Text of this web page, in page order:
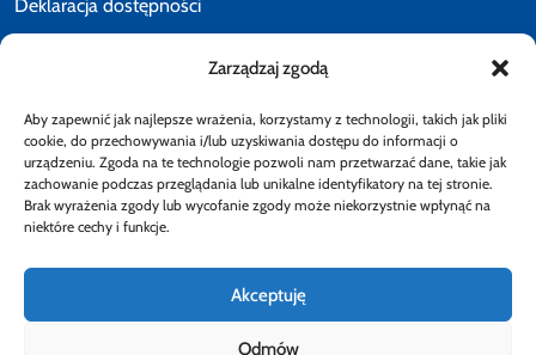
Zarządzaj zgodą
Aby zapewnić jak najlepsze wrażenia, korzystamy z technologii, takich jak pliki
cookie, do przechowywania i/lub uzyskiwania dostępu do informacji o
urządzeniu. Zgoda na te technologie pozwoli nam przetwarzać dane, takie jak
zachowanie podczas przeglądania lub unikalne identyfikatory na tej stronie.
Brak wyrażenia zgody lub wycofanie zgody może niekorzystnie wpłynąć na
niektóre cechy i funkcje.
Akceptuję
Odmów
Deklaracja dostępności
E-faktury
Dostępność